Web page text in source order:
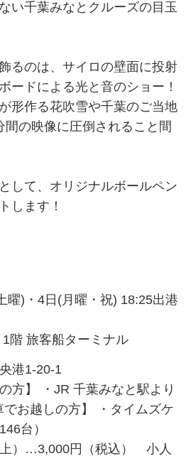
い千葉みなとクルーズの目玉
るのは、サイロの壁面に投射
ードによる光と音のショー！
形作る花吹雪や千葉のご当地
間の映像に圧倒されること間
して、オリジナルボールペン
します！
曜)・4日(月曜・祝) 18:25出港
階 旅客船ターミナル
港1-20-1
方】 ・JR 千葉みなと駅より
お越しの方】 ・タイムズケ
台）
）…3,000円（税込） 小人